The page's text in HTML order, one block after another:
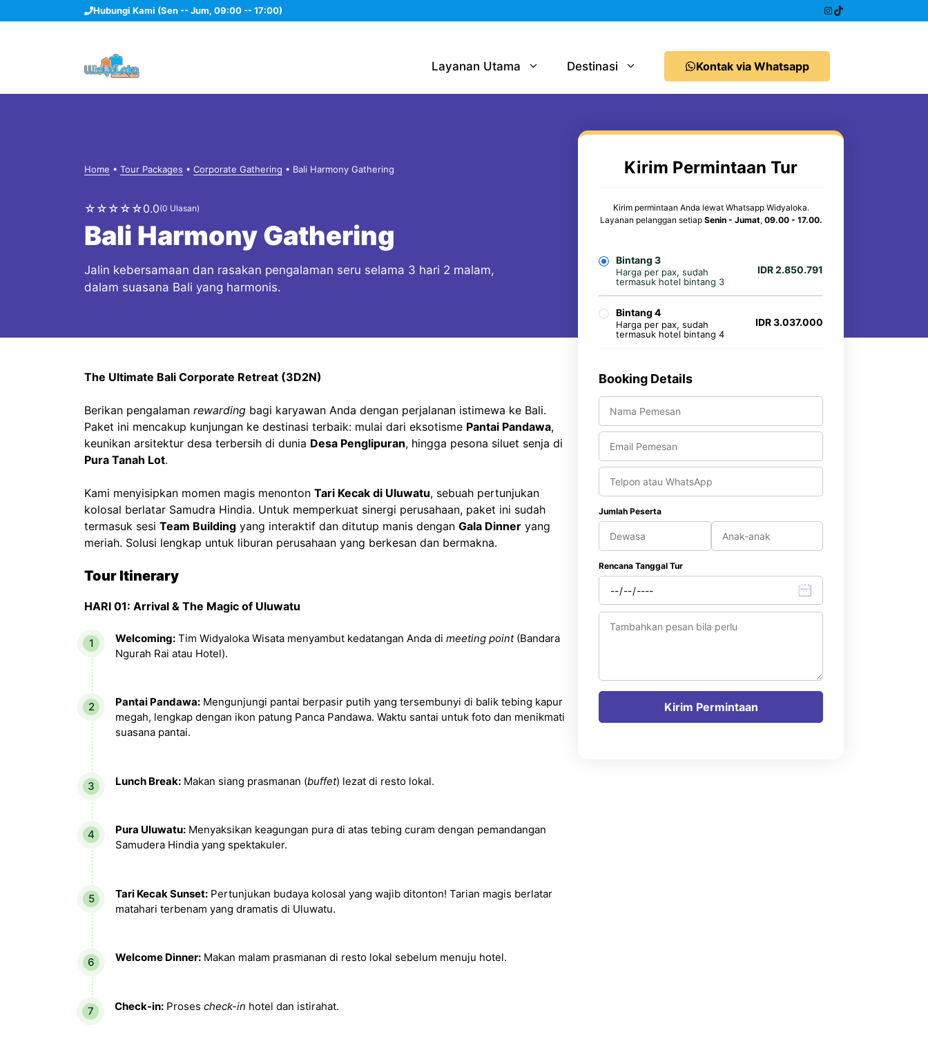
ke
Hubungi Kami (Sen -- Jum, 09:00 -- 17:00) Instagram
TikTok
Layanan Utama Destinasi Kontak via Whatsapp
Home • Tour Packages • Corporate Gathering • Bali Harmony Gathering
☆ ☆ ☆ ☆ ☆0.0(0 Ulasan)
Bali Harmony Gathering
Jalin kebersamaan dan rasakan pengalaman seru selama 3 hari 2 malam,
dalam suasana Bali yang harmonis.
The Ultimate Bali Corporate Retreat (3D2N)
Berikan pengalaman rewarding bagi karyawan Anda dengan perjalanan istimewa ke Bali.
Paket ini mencakup kunjungan ke destinasi terbaik: mulai dari eksotisme Pantai Pandawa,
keunikan arsitektur desa terbersih di dunia Desa Penglipuran, hingga pesona siluet senja di
Pura Tanah Lot.
Kami menyisipkan momen magis menonton Tari Kecak di Uluwatu, sebuah pertunjukan
kolosal berlatar Samudra Hindia. Untuk memperkuat sinergi perusahaan, paket ini sudah
termasuk sesi Team Building yang interaktif dan ditutup manis dengan Gala Dinner yang
meriah. Solusi lengkap untuk liburan perusahaan yang berkesan dan bermakna.
Tour Itinerary
HARI 01: Arrival & The Magic of Uluwatu
Welcoming: Tim Widyaloka Wisata menyambut kedatangan Anda di meeting point(Bandara
Ngurah Rai atau Hotel).
Pantai Pandawa: Mengunjungi pantai berpasir putih yang tersembunyi di balik tebing kapur
megah, lengkap dengan ikon patung Panca Pandawa. Waktu santai untuk foto dan menikmati
suasana pantai.
Lunch Break: Makan siang prasmanan (buffet) lezat di resto lokal.
Pura Uluwatu: Menyaksikan keagungan pura di atas tebing curam dengan pemandangan
Samudera Hindia yang spektakuler.
Tari Kecak Sunset: Pertunjukan budaya kolosal yang wajib ditonton! Tarian magis berlatar
matahari terbenam yang dramatis di Uluwatu.
Welcome Dinner: Makan malam prasmanan di resto lokal sebelum menuju hotel.
Check-in: Proses check-in hotel dan istirahat.
Kirim Permintaan Tur
Kirim permintaan Anda lewat Whatsapp Widyaloka.
Layanan pelanggan setiap Senin - Jumat, 09.00 - 17.00.
Bintang 3
Harga per pax, sudah
termasuk hotel bintang 3
IDR 2.850.791
Bintang 4
Harga per pax, sudah
termasuk hotel bintang 4
IDR 3.037.000
Booking Details
Jumlah Peserta
Rencana Tanggal Tur